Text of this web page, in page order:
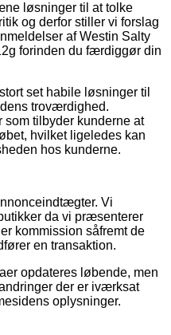
løsninger til at tolke
og derfor stiller vi forslag
af Westin Salty
forinden du færdiggør din
set habile løsninger til
troværdighed.
som tilbyder kunderne at
hvilket ligeledes kan
hos kunderne.
Vi
da vi præsenterer
kommission såfremt de
en transaktion.
opdateres løbende, men
der er iværksat
oplysninger.